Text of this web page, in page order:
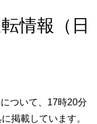
情報（日
ついて、17時20分
掲載しています。